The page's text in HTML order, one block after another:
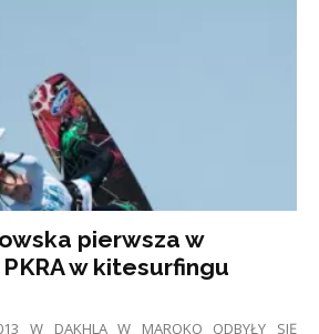
pierwsza w
w kitesurfingu
W DAKHLA W MAROKO ODBYŁY SIĘ